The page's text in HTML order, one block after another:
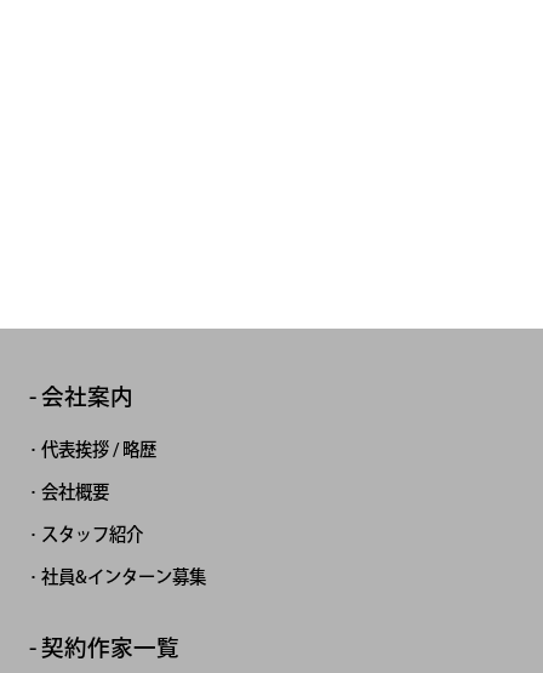
会社案内
代表挨拶 / 略歴
会社概要
スタッフ紹介
社員&インターン募集
契約作家一覧